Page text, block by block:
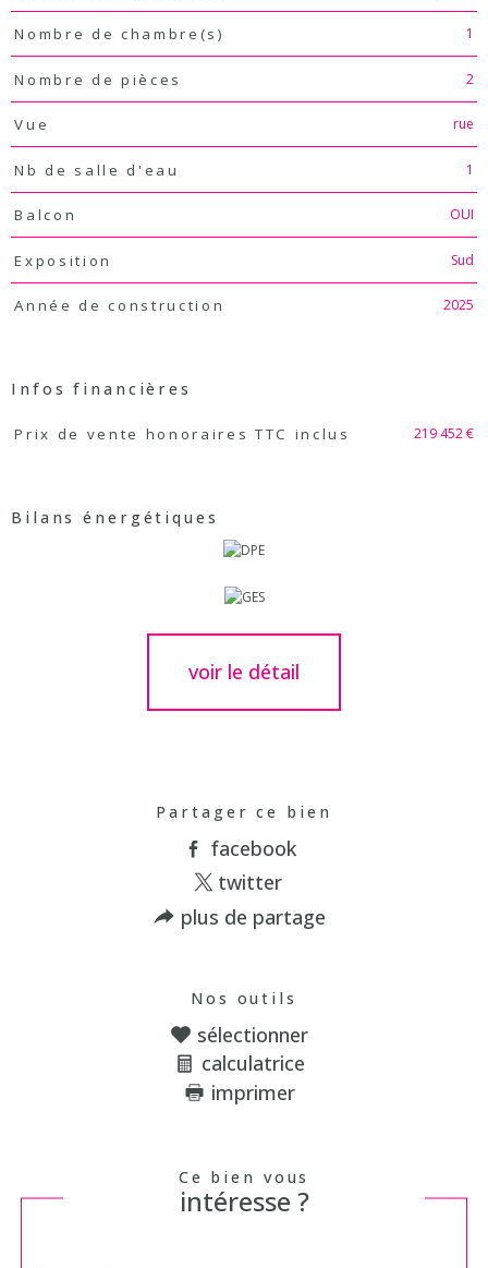
Nombre de chambre(s) 1
Nombre de pièces 2
Vue rue
Nb de salle d'eau 1
Balcon OUI
Exposition Sud
Année de construction 2025
Infos financières
Caractéristiques Valeurs
Prix de vente honoraires TTC inclus 219 452 €
Bilans énergétiques
voir le détail
Partager ce bien
facebook
twitter
plus de partage
Nos outils
sélectionner
calculatrice
imprimer
Ce bien vous
intéresse ?